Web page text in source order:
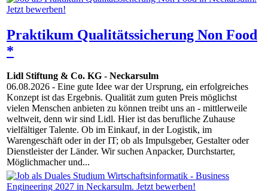
Praktikum Qualitätssicherung Non Food
*
Lidl Stiftung & Co. KG - Neckarsulm
06.08.2026 - Eine gute Idee war der Ursprung, ein erfolgreiches
Konzept ist das Ergebnis. Qualität zum guten Preis möglichst
vielen Menschen anbieten zu können treibt uns an - mittlerweile
weltweit, denn wir sind Lidl. Hier ist das berufliche Zuhause
vielfältiger Talente. Ob im Einkauf, in der Logistik, im
Warengeschäft oder in der IT; ob als Impulsgeber, Gestalter oder
Dienstleister der Länder. Wir suchen Anpacker, Durchstarter,
Möglichmacher und...